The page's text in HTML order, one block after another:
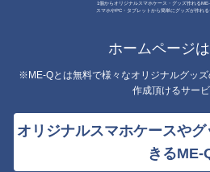
1個からオリジナルスマホケース・グッズ作れるME-
スマホやPC・タブレットから簡単にグッズが作れる
ホームページ
※ME-Qとは無料で様々なオリジナルグッ
作成頂けるサービ
オリジナルスマホケースや
きるME-